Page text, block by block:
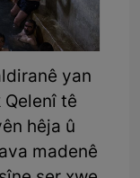
yan
tê
hêja û
madenê